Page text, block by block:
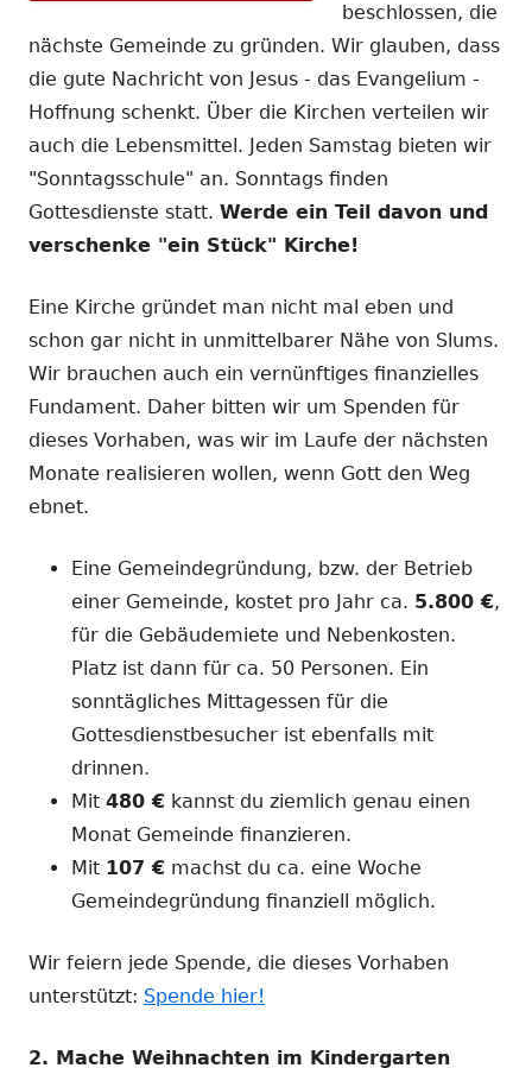
beschlossen, die
nächste Gemeinde zu gründen. Wir glauben, dass
die gute Nachricht von Jesus - das Evangelium -
Hoffnung schenkt. Über die Kirchen verteilen wir
auch die Lebensmittel. Jeden Samstag bieten wir
"Sonntagsschule" an. Sonntags finden
Gottesdienste statt. Werde ein Teil davon und
verschenke "ein Stück" Kirche!
Eine Kirche gründet man nicht mal eben und
schon gar nicht in unmittelbarer Nähe von Slums.
Wir brauchen auch ein vernünftiges finanzielles
Fundament. Daher bitten wir um Spenden für
dieses Vorhaben, was wir im Laufe der nächsten
Monate realisieren wollen, wenn Gott den Weg
ebnet.
Eine Gemeindegründung, bzw. der Betrieb
einer Gemeinde, kostet pro Jahr ca. 5.800 €,
für die Gebäudemiete und Nebenkosten.
Platz ist dann für ca. 50 Personen. Ein
sonntägliches Mittagessen für die
Gottesdienstbesucher ist ebenfalls mit
drinnen.
Mit 480 € kannst du ziemlich genau einen
Monat Gemeinde finanzieren.
Mit 107 € machst du ca. eine Woche
Gemeindegründung finanziell möglich.
Wir feiern jede Spende, die dieses Vorhaben
unterstützt: Spende hier!
2. Mache Weihnachten im Kindergarten